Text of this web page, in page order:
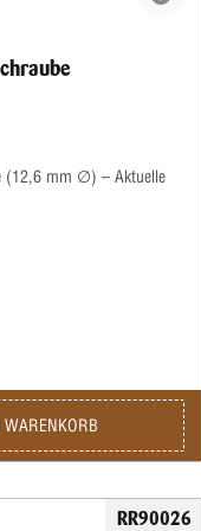
(12,6 mm ∅) – Aktuelle
RR90026